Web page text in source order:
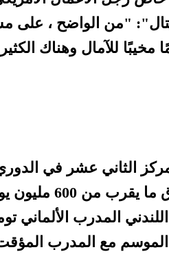
"من الواضح ، على
للآمال وهناك الكثير
الثاني عشر في الدوري
منذ 1994 ، على الرغم من
المدرب الألماني
الموسم مع المدرب